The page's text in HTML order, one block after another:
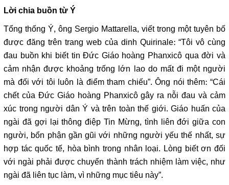
Lời chia buồn từ Ý
Tổng thống Ý, ông Sergio Mattarella, viết trong một tuyên bố
được đăng trên trang web của dinh Quirinale: “Tôi vô cùng
đau buồn khi biết tin Đức Giáo hoàng Phanxicô qua đời và
cảm nhận được khoảng trống lớn lao do mất đi một người
mà đối với tôi luôn là điểm tham chiếu”. Ông nói thêm: “Cái
chết của Đức Giáo hoàng Phanxicô gây ra nỗi đau và cảm
xúc trong người dân Ý và trên toàn thế giới. Giáo huấn của
ngài đã gợi lại thông điệp Tin Mừng, tình liên đới giữa con
người, bổn phận gần gũi với những người yếu thế nhất, sự
hợp tác quốc tế, hòa bình trong nhân loại. Lòng biết ơn đối
với ngài phải được chuyển thành trách nhiệm làm việc, như
ngài đã liên tục làm, vì những mục tiêu này”.